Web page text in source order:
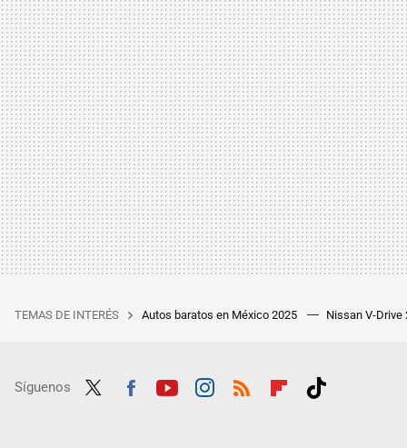
TEMAS DE INTERÉS Autos baratos en México 2025 Nissan V-Drive
Síguenos